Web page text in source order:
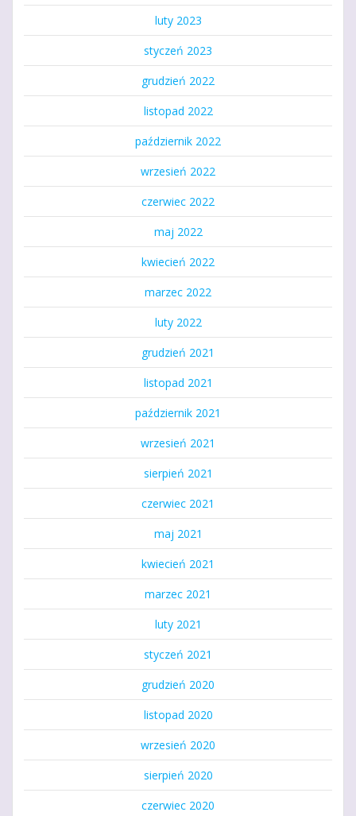
luty 2023
styczeń 2023
grudzień 2022
listopad 2022
październik 2022
wrzesień 2022
czerwiec 2022
maj 2022
kwiecień 2022
marzec 2022
luty 2022
grudzień 2021
listopad 2021
październik 2021
wrzesień 2021
sierpień 2021
czerwiec 2021
maj 2021
kwiecień 2021
marzec 2021
luty 2021
styczeń 2021
grudzień 2020
listopad 2020
wrzesień 2020
sierpień 2020
czerwiec 2020